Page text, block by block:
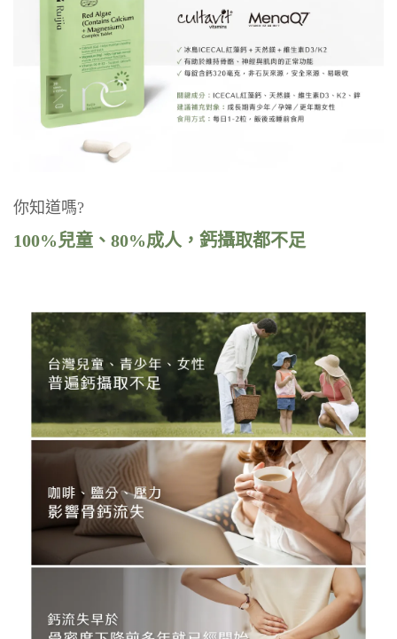
你知道嗎?
100%兒童、80%成人，鈣攝取都不足